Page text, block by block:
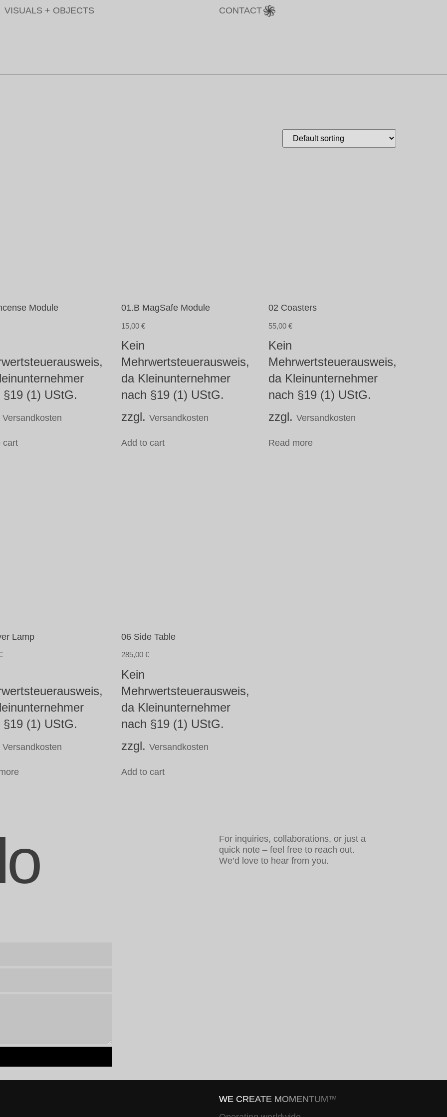
VISUALS + OBJECTS CONTACT
Module
§19 (1) UStG.
Versandkosten
cart
01.B MagSafe Module
15,00€
Kein
Mehrwertsteuerausweis,
da Kleinunternehmer
nach §19 (1) UStG.
zzgl.Versandkosten
Add to cart
02 Coasters
55,00€
Kein
Mehrwertsteuerausweis,
da Kleinunternehmer
nach §19 (1) UStG.
zzgl.Versandkosten
Read more
Lamp
§19 (1) UStG.
Versandkosten
06 Side Table
285,00€
Kein
Mehrwertsteuerausweis,
da Kleinunternehmer
nach §19 (1) UStG.
zzgl.Versandkosten
Add to cart
For inquiries, collaborations, or just a
quick note – feel free to reach out.
We’d love to hear from you.
WE CREATE MOMENTUM™